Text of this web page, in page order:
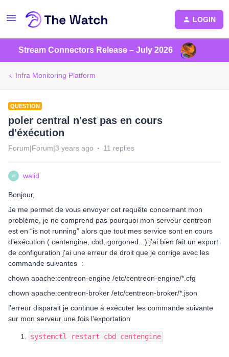
LOGIN
Stream Connectors Release – July 2026
Infra Monitoring Platform
QUESTION
poler central n'est pas en cours
d'éxécution
Forum|Forum|3 years ago 11 replies
W walid
Bonjour,
Je me permet de vous envoyer cet requête concernant mon
problème, je ne comprend pas pourquoi mon serveur centreon
est en “is not running” alors que tout mes service sont en cours
d’exécution ( centengine, cbd, gorgoned...) j’ai bien fait un export
de configuration j’ai une erreur de droit que je corrige avec les
commande suivantes :
chown apache:centreon-engine /etc/centreon-engine/*.cfg
chown apache:centreon-broker /etc/centreon-broker/*.json
l’erreur disparait je continue à exécuter les commande suivante
sur mon serveur une fois l’exportation
systemctl restart cbd centengine